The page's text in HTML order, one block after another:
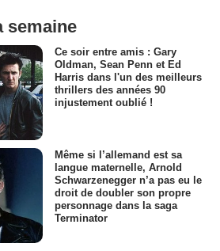
semaine
Ce soir entre amis : Gary
Oldman, Sean Penn et Ed
Harris dans l'un des meilleurs
thrillers des années 90
injustement oublié !
Même si l’allemand est sa
langue maternelle, Arnold
Schwarzenegger n’a pas eu le
droit de doubler son propre
personnage dans la saga
Terminator